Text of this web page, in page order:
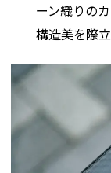
ーン織りの
構造美を際